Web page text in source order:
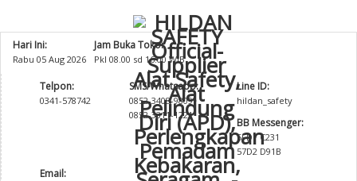
Hari Ini:
Rabu 05 Aug 2026
Jam Buka Toko:
Pkl 08.00 sd 16.00 WIB
Telpon:
0341-578742
SMS/Whatsapp:
0852-3408-9809
0852-3311-1221
Line ID:
hildan_safety
BB Messenger:
5FD7 C231
57D2 D91B
Email: